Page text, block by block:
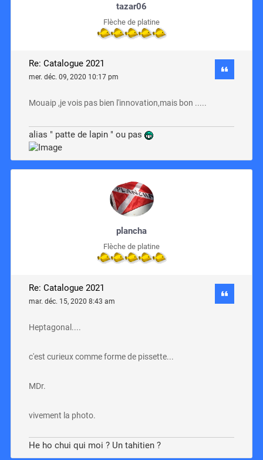
tazar06
Flèche de platine
Re: Catalogue 2021
mer. déc. 09, 2020 10:17 pm
Mouaip ,je vois pas bien l'innovation,mais bon .....
alias " patte de lapin " ou pas
plancha
Flèche de platine
Re: Catalogue 2021
mar. déc. 15, 2020 8:43 am
Heptagonal....
c'est curieux comme forme de pissette...
MDr.
vivement la photo.
He ho chui qui moi ? Un tahitien ?